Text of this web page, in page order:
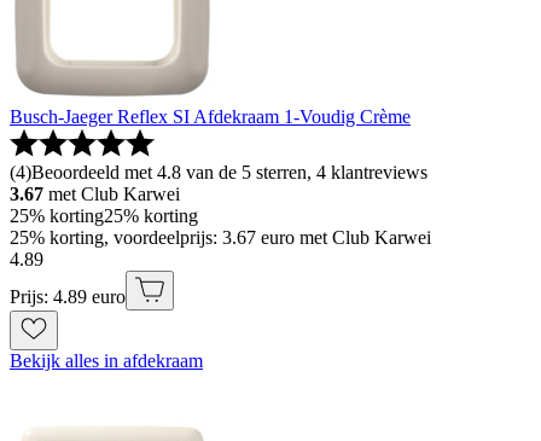
Busch-Jaeger Reflex SI Afdekraam 1-Voudig Crème
(4)Beoordeeld met 4.8 van de 5 sterren, 4 klantreviews
3.67 met Club Karwei
25% korting25% korting
25% korting, voordeelprijs: 3.67 euro met Club Karwei
4.89
Prijs: 4.89 euro
Bekijk alles in afdekraam